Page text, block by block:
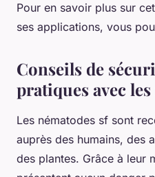
Pour en savoir plus sur
ses applications, vous
Conseils de
pratiques avec
Les nématodes sf sont
auprès des humains, des
des plantes. Grâce à leur